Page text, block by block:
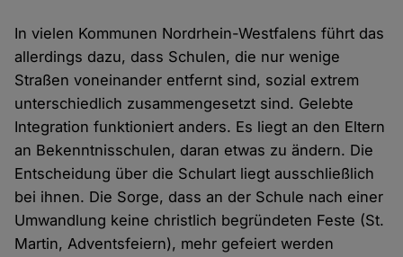
In vielen Kommunen Nordrhein-Westfalens führt das
allerdings dazu, dass Schulen, die nur wenige
Straßen voneinander entfernt sind, sozial extrem
unterschiedlich zusammengesetzt sind. Gelebte
Integration funktioniert anders. Es liegt an den Eltern
an Bekenntnisschulen, daran etwas zu ändern. Die
Entscheidung über die Schulart liegt ausschließlich
bei ihnen. Die Sorge, dass an der Schule nach einer
Umwandlung keine christlich begründeten Feste (St.
Martin, Adventsfeiern), mehr gefeiert werden